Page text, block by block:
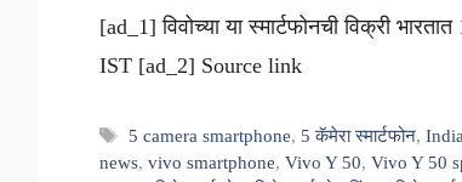
[ad_1] विवोच्या या स्मार्टफोनची विक्री
IST [ad_2] Source link
Tags
5 camera smartphone, 5 कॅमेरा स्मार्टफोन,India
news, vivo smartphone, Vivo Y 50, Vivo Y 50